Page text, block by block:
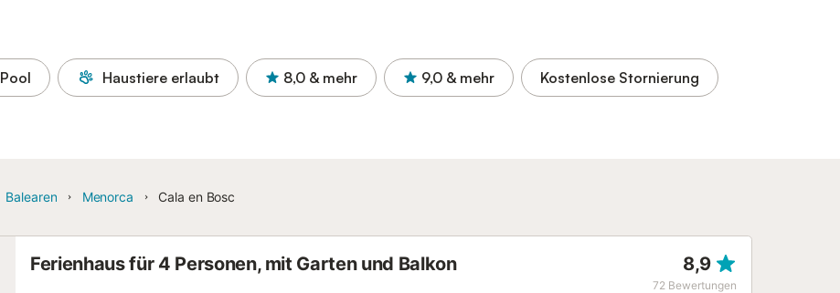
Pool Haustiere erlaubt 8,0 & mehr 9,0 & mehr Kostenlose Stornierung
Balearen Menorca Cala en Bosc
Ferienhaus für 4 Personen, mit Garten und Balkon 8,9
72 Bewertungen